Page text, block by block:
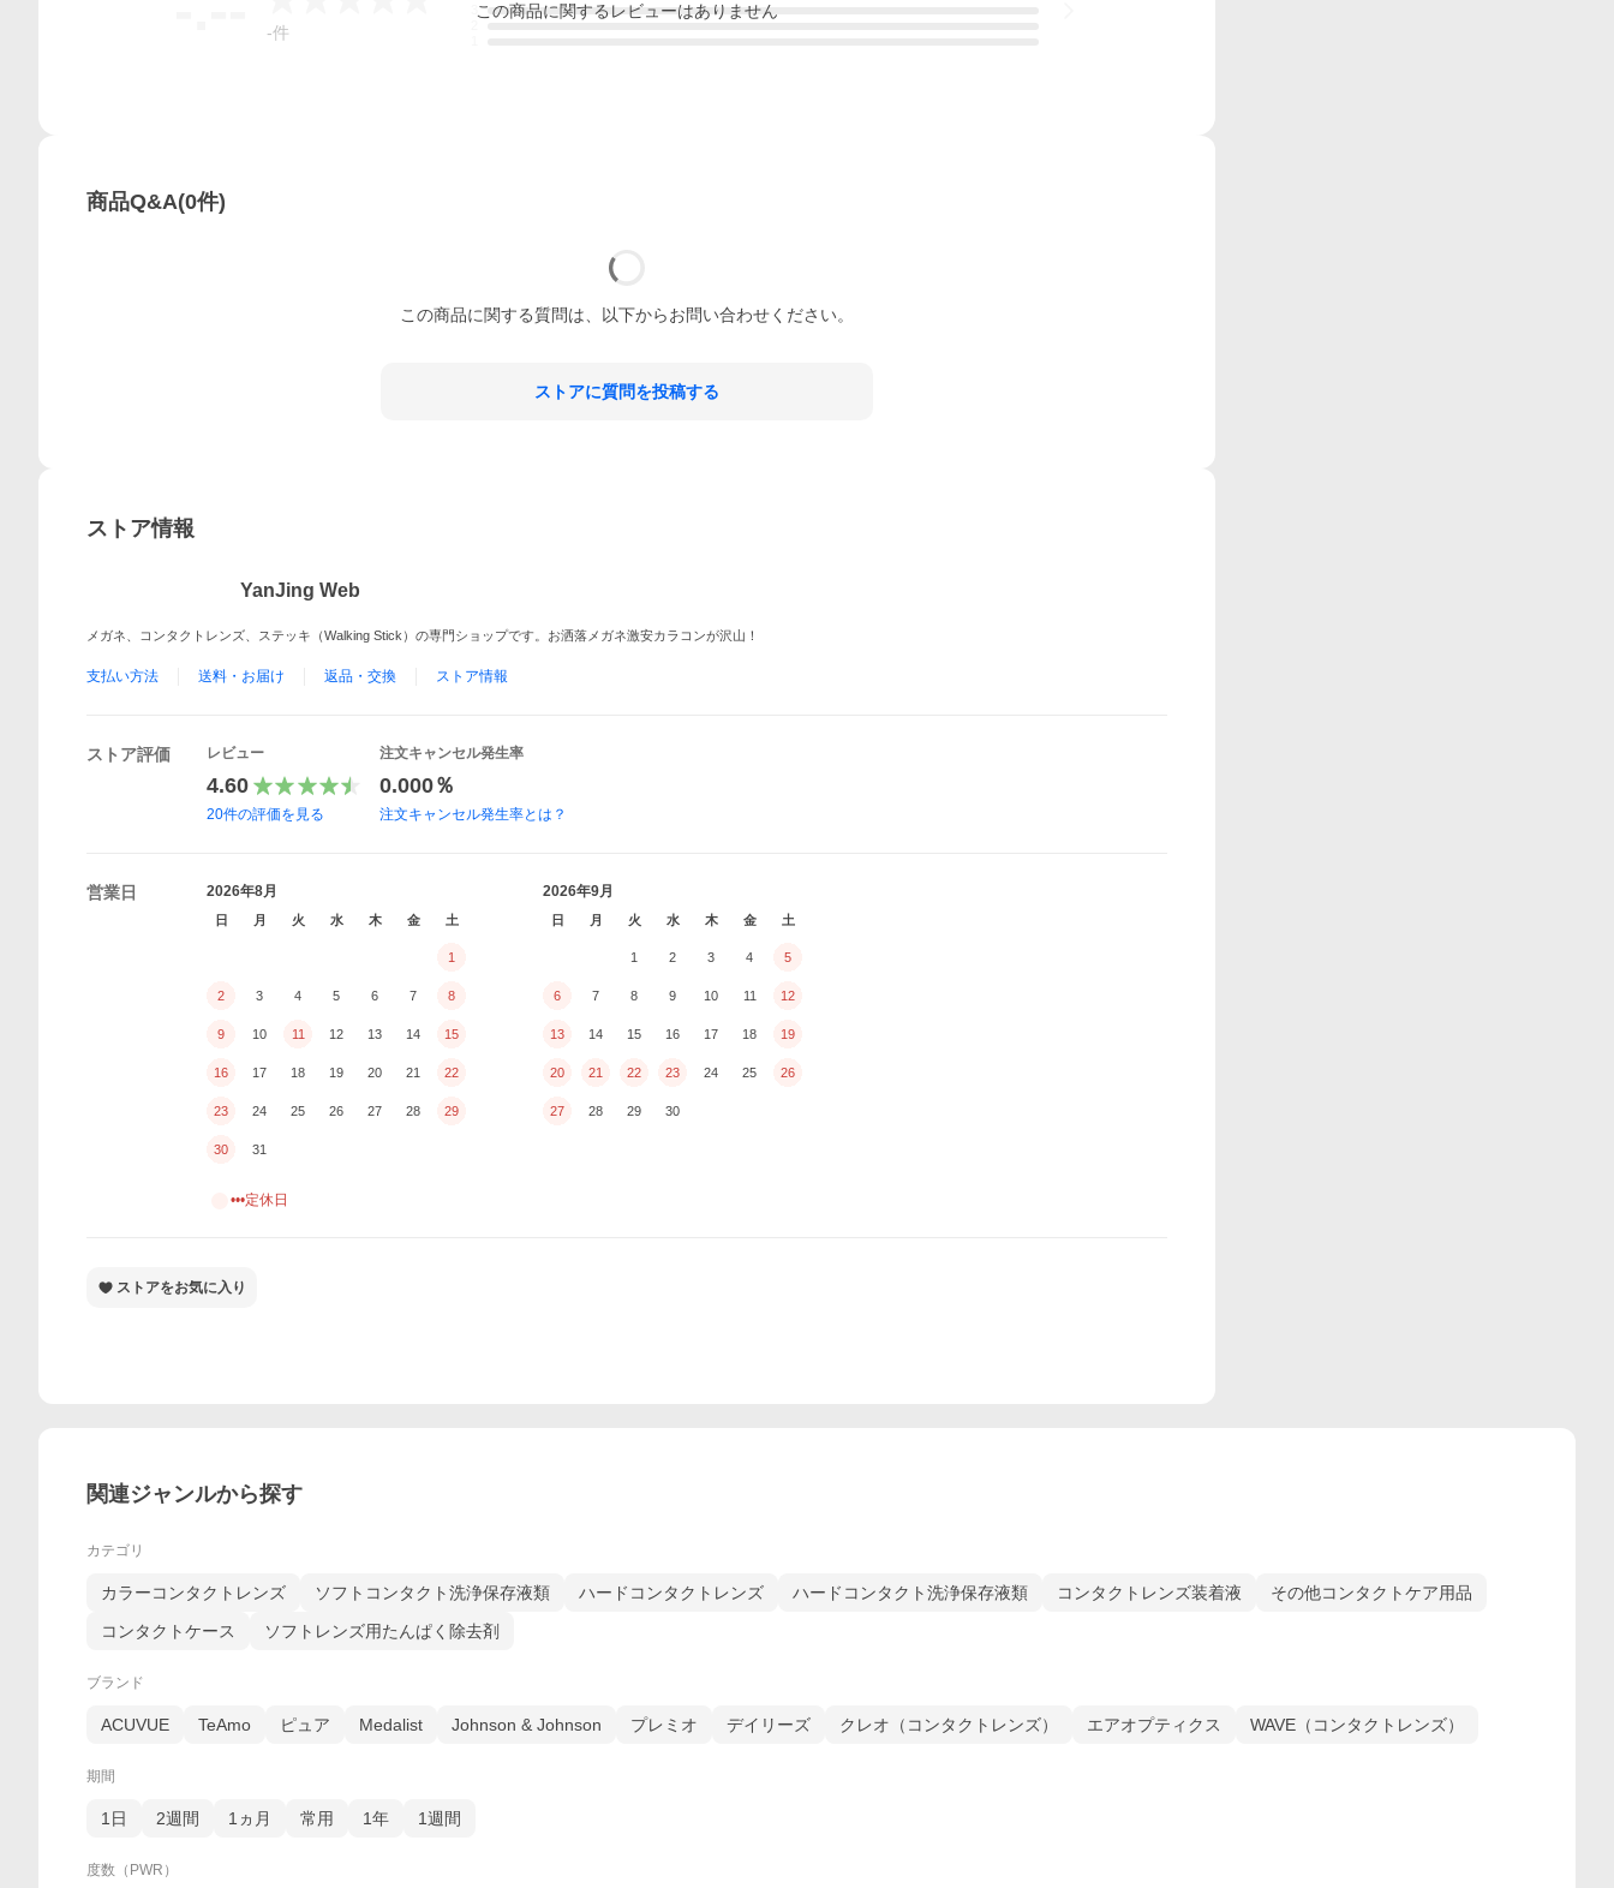
-件
この商品に関するレビューはありません
商品Q&A(0件)
この商品に関する質問は、以下からお問い合わせください。
ストアに質問を投稿する
ストア情報
YanJing Web
メガネ、コンタクトレンズ、ステッキ（Walking Stick）の専門ショップです。お洒落メガネ激安カラコンが沢山！
支払い方法 送料・お届け 返品・交換 ストア情報
ストア評価 レビュー
4.60
20件の評価を見る
注文キャンセル発生率
0.000％
注文キャンセル発生率とは？
営業日 2026年8月
日 月 火 水 木 金 土
1
2 3 4 5 6 7 8
9 10 11 12 13 14 15
16 17 18 19 20 21 22
23 24 25 26 27 28 29
30 31
2026年9月
日 月 火 水 木 金 土
1 2 3 4 5
6 7 8 9 10 11 12
13 14 15 16 17 18 19
20 21 22 23 24 25 26
27 28 29 30
•••定休日
ストアをお気に入り
関連ジャンルから探す
カテゴリ
カラーコンタクトレンズ ソフトコンタクト洗浄保存液類 ハードコンタクトレンズ ハードコンタクト洗浄保存液類 コンタクトレンズ装着液
その他コンタクトケア用品
コンタクトケース
ソフトレンズ用たんぱく除去剤
ブランド
ACUVUE TeAmo ピュア Medalist Johnson & Johnson プレミオ デイリーズ クレオ（コンタクトレンズ） エアオプティクス WAVE（コンタクトレンズ）
期間
1日 2週間 1ヵ月 常用 1年 1週間
度数（PWR）